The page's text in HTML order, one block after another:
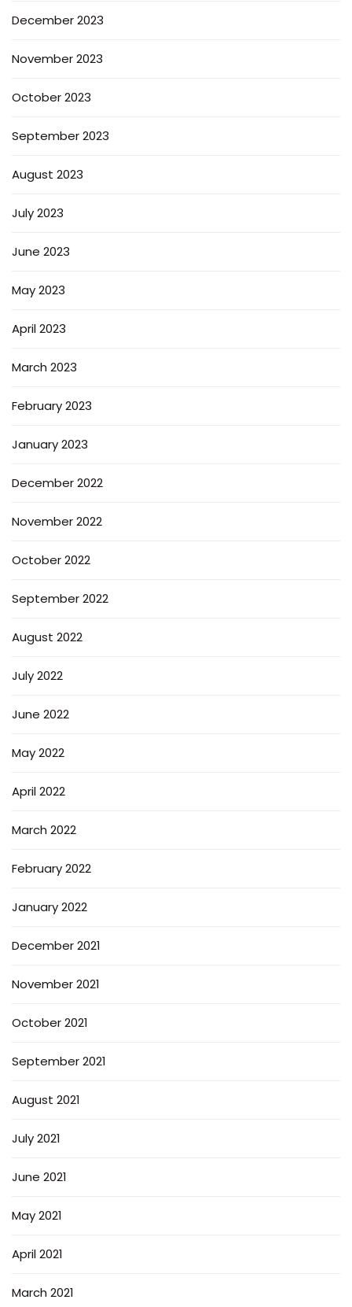
December 2023
November 2023
October 2023
September 2023
August 2023
July 2023
June 2023
May 2023
April 2023
March 2023
February 2023
January 2023
December 2022
November 2022
October 2022
September 2022
August 2022
July 2022
June 2022
May 2022
April 2022
March 2022
February 2022
January 2022
December 2021
November 2021
October 2021
September 2021
August 2021
July 2021
June 2021
May 2021
April 2021
March 2021